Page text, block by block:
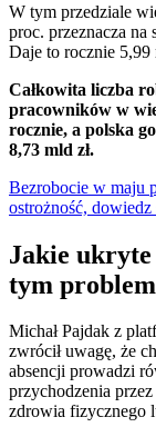
W tym przedziale
proc. przeznacza na
Daje to rocznie
Całkowita liczba
pracowników w
rocznie, a polska
8,73 mld zł.
Bezrobocie w maju
ostrożność,
Jakie
tym
Michał Pajdak z
zwrócił uwagę, że
absencji prowadzi
przychodzenia
zdrowia fizycznego